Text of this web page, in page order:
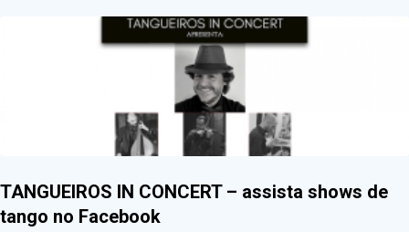
TANGUEIROS IN CONCERT – assista shows de
tango no Facebook